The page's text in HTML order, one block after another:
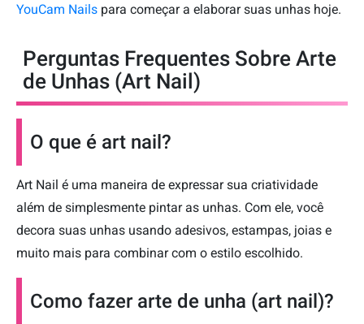
YouCam Nails para começar a elaborar suas unhas hoje.
Perguntas Frequentes Sobre Arte
de Unhas (Art Nail)
O que é art nail?
Art Nail é uma maneira de expressar sua criatividade
além de simplesmente pintar as unhas. Com ele, você
decora suas unhas usando adesivos, estampas, joias e
muito mais para combinar com o estilo escolhido.
Como fazer arte de unha (art nail)?